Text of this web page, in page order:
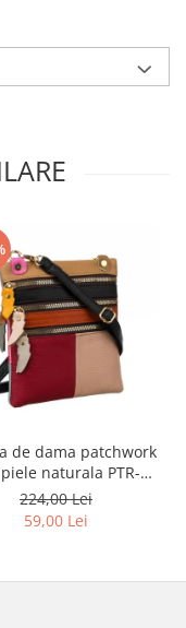
de dama patchwork
naturala PTR-
SKL-6922 MULTI
224,00 Lei
59,00 Lei